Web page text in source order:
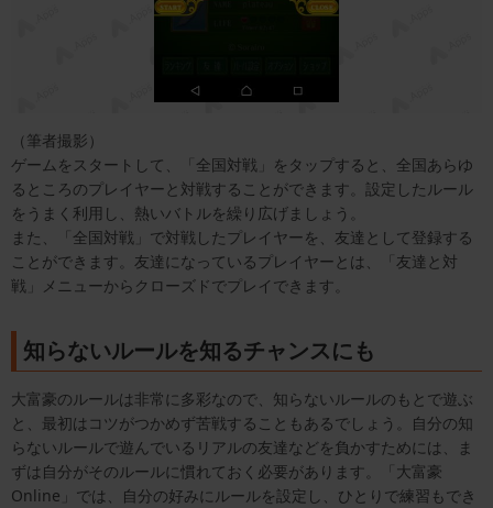
（筆者撮影）
ゲームをスタートして、「全国対戦」をタップすると、全国あらゆ
るところのプレイヤーと対戦することができます。設定したルール
をうまく利用し、熱いバトルを繰り広げましょう。
また、「全国対戦」で対戦したプレイヤーを、友達として登録する
ことができます。友達になっているプレイヤーとは、「友達と対
戦」メニューからクローズドでプレイできます。
知らないルールを知るチャンスにも
大富豪のルールは非常に多彩なので、知らないルールのもとで遊ぶ
と、最初はコツがつかめず苦戦することもあるでしょう。自分の知
らないルールで遊んでいるリアルの友達などを負かすためには、ま
ずは自分がそのルールに慣れておく必要があります。「大富豪
Online」では、自分の好みにルールを設定し、ひとりで練習もでき